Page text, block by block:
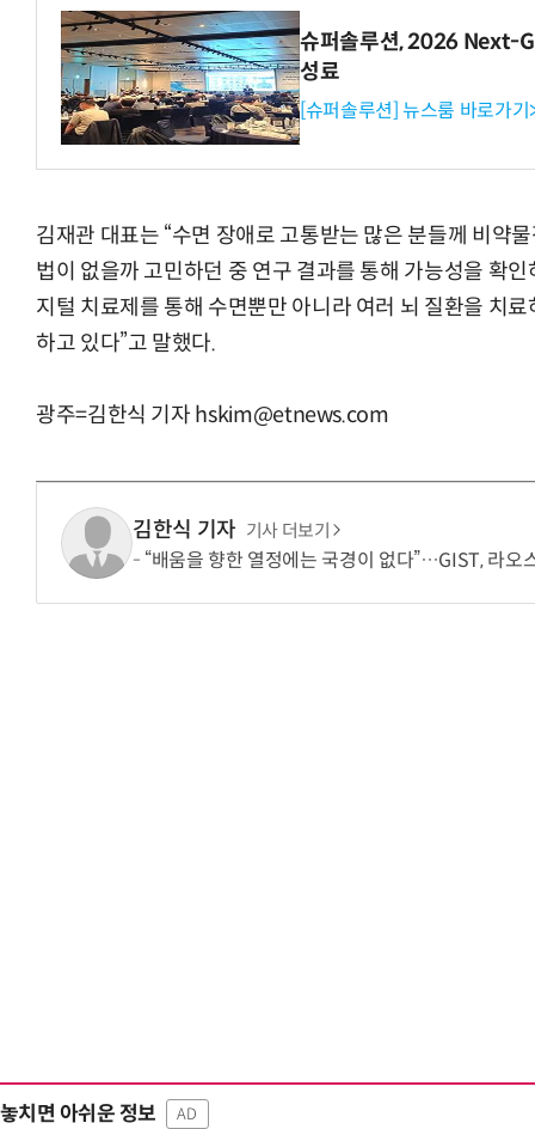
슈퍼솔루션, 2026 Next-
성료
[슈퍼솔루션] 뉴스룸 바로가기
김재관 대표는 “수면 장애로 고통받는 많은 분들께 비약
법이 없을까 고민하던 중 연구 결과를 통해 가능성을 확
지털 치료제를 통해 수면뿐만 아니라 여러 뇌 질환을 치
하고 있다”고 말했다.
광주=김한식 기자 hskim@etnews.com
김한식 기자 기사 더보기
“배움을 향한 열정에는 국경이 없다”…GIST, 라오
놓치면 아쉬운 정보 AD